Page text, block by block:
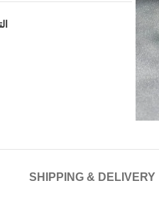
SHIPPING & DELIVERY